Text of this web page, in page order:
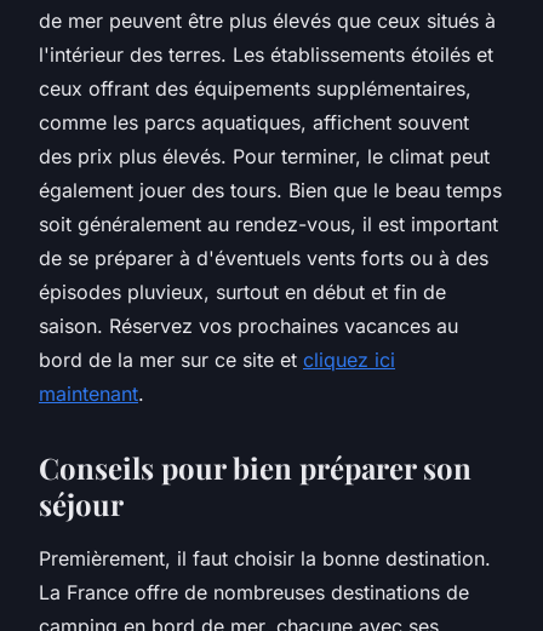
de mer peuvent être plus élevés que ceux situés à
l'intérieur des terres. Les établissements étoilés et
ceux offrant des équipements supplémentaires,
comme les parcs aquatiques, affichent souvent
des prix plus élevés. Pour terminer, le climat peut
également jouer des tours. Bien que le beau temps
soit généralement au rendez-vous, il est important
de se préparer à d'éventuels vents forts ou à des
épisodes pluvieux, surtout en début et fin de
saison. Réservez vos prochaines vacances au
bord de la mer sur ce site et cliquez ici
maintenant.
Conseils pour bien préparer son
séjour
Premièrement, il faut choisir la bonne destination.
La France offre de nombreuses destinations de
camping en bord de mer, chacune avec ses